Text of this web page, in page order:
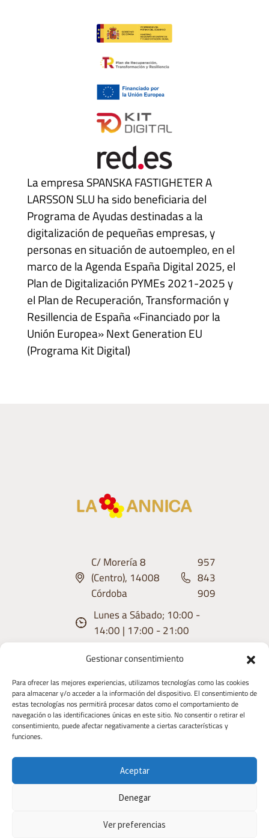
Gestionar consentimiento
Para ofrecer las mejores experiencias, utilizamos tecnologías como las cookies
para almacenar y/o acceder a la información del dispositivo. El consentimiento de
estas tecnologías nos permitirá procesar datos como el comportamiento de
navegación o las identificaciones únicas en este sitio. No consentir o retirar el
consentimiento, puede afectar negativamente a ciertas características y
funciones.
Aceptar
Denegar
Ver preferencias
La empresa SPANSKA FASTIGHETER A
LARSSON SLU ha sido beneficiaria del
Programa de Ayudas destinadas a la
digitalización de pequeñas empresas, y
personas en situación de autoempleo, en el
marco de la Agenda España Digital 2025, el
Plan de Digitalización PYMEs 2021-2025 y
el Plan de Recuperación, Transformación y
Resillencia de España «Financiado por la
Unión Europea» Next Generation EU
(Programa Kit Digital)
C/ Morería 8
(Centro), 14008
Córdoba
957
843
909
Lunes a Sábado; 10:00 -
14:00 | 17:00 - 21:00
Aviso
Legal
Condiciones
de uso
Política de
privacidad
Política de
Cookies
Derecho de
Desistimiento
Copyright 2026 | Diseñado y Desarrollaado
por TIC TAC COMUNICACIÓN